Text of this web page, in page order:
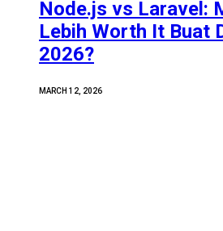
Node.js vs Laravel:
Lebih Worth It Buat
2026?
MARCH 12, 2026